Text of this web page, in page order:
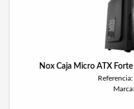
Nox Caja Micro ATX